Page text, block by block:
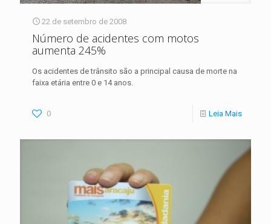
22 de setembro de 2008
Número de acidentes com motos
aumenta 245%
Os acidentes de trânsito são a principal causa de morte na
faixa etária entre 0 e 14 anos.
0 Leia Mais